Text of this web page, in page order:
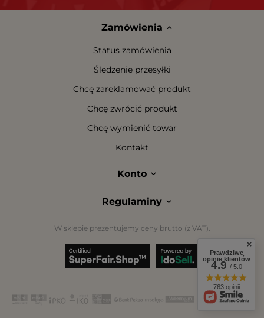
Zamówienia
Status zamówienia
Śledzenie przesyłki
Chcę zareklamować produkt
Chcę zwrócić produkt
Chcę wymienić towar
Kontakt
Konto
Regulaminy
W sklepie prezentujemy ceny brutto (z VAT).
Prawdziwe
opinie klientów
4.9/ 5.0
763 opinii